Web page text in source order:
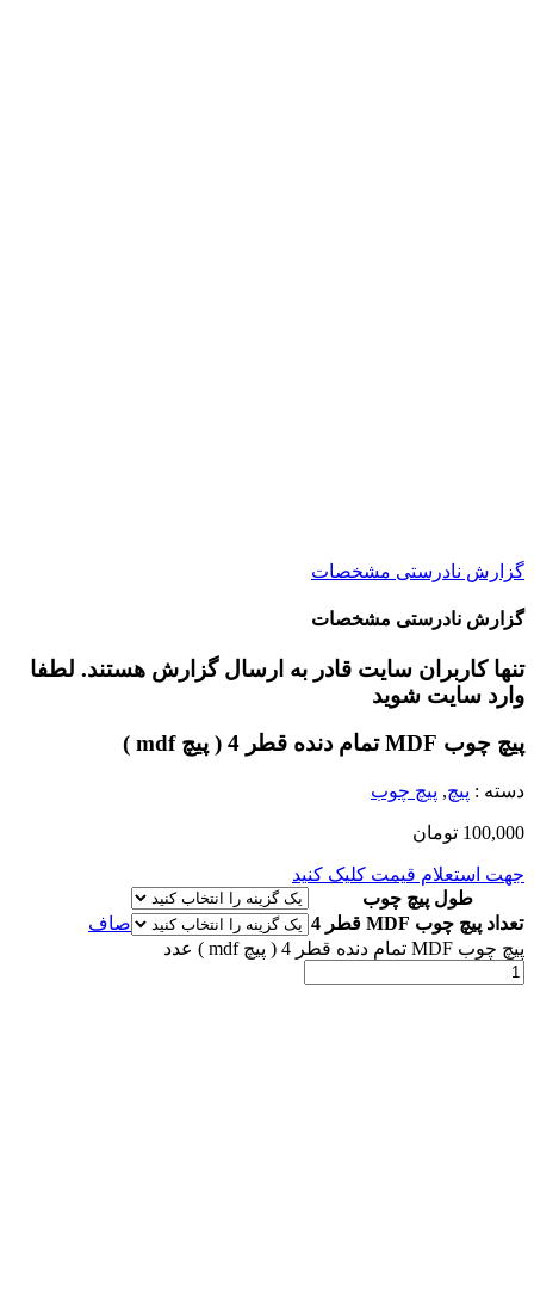
گزارش نادرستی مشخصات
گزارش نادرستی مشخصات
تنها کاربران سایت قادر به ارسال گزارش هستند. لطفا
وارد سایت شوید
پیچ چوب MDF تمام دنده قطر 4 ( پیچ mdf )
دسته : پیچ, پیچ چوب
100,000 تومان
جهت استعلام قیمت کلیک کنید
طول پیچ چوب
تعداد پیچ چوب MDF قطر 4
صاف
پیچ چوب MDF تمام دنده قطر 4 ( پیچ mdf ) عدد